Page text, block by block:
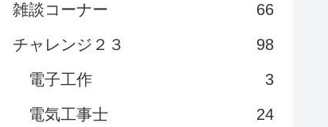
雑談コーナー
66
チャレンジ２３
98
電子工作
3
電気工事士
24